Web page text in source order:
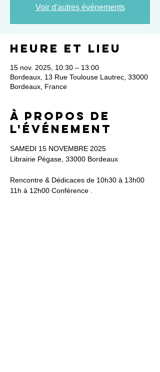
Voir d'autres événements
Heure et lieu
15 nov. 2025, 10:30 – 13:00
Bordeaux, 13 Rue Toulouse Lautrec, 33000
Bordeaux, France
À propos de
l'événement
SAMEDI 15 NOVEMBRE 2025
Librairie Pégase, 33000 Bordeaux
Rencontre & Dédicaces de 10h30 à 13h00
11h à 12h00 Conférence .